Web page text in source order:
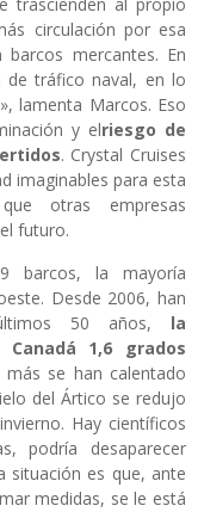
circulación por esa
mercantes. En
de tráfico naval, en lo
lamenta Marcos. Eso
y elriesgo de
. Crystal Cruises
imaginables para esta
otras empresas
futuro.
barcos, la mayoría
Desde 2006, han
50 años, la
1,6 grados
se han calentado
del Ártico se redujo
Hay científicos
podría desaparecer
situación es que, ante
medidas, se le está